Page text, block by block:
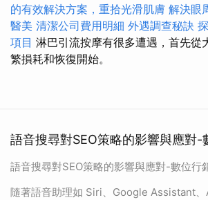
的有效解決方案，重拾光滑肌膚 解決眼
醫美 清潔公司費用明細 外遇調查秘訣
項目 淋巴引流按摩有很多遭遇，首先從
繁損耗和恢復開始。
語音搜尋對SEO策略的影響與應對-
語音搜尋對SEO策略的影響與應對-數位行
隨著語音助理如 Siri、Google Assistant